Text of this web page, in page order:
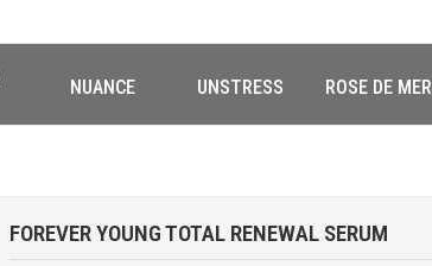
NUANCE UNSTRESS ROSE DE MER
FOREVER YOUNG TOTAL RENEWAL SERUM